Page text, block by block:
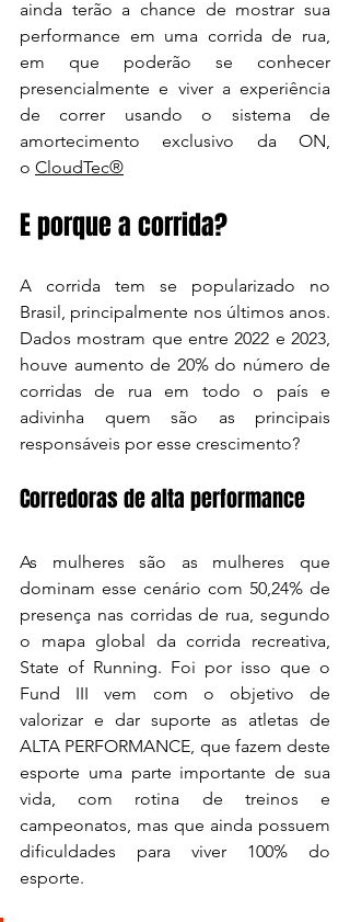
ainda terão a chance de mostrar sua
performance em uma corrida de rua,
em que poderão se conhecer
presencialmente e viver a experiência
de correr usando o sistema de
amortecimento exclusivo da ON,
o CloudTec®
E porque a corrida?
A corrida tem se popularizado no
Dados mostram que entre 2022 e 2023,
houve aumento de 20% do número de
corridas de rua em todo o país e
adivinha quem são as principais
responsáveis por esse crescimento?
Corredoras de alta performance
As mulheres são as mulheres que
dominam esse cenário com 50,24% de
presença nas corridas de rua, segundo
o mapa global da corrida recreativa,
State of Running. Foi por isso que o
Fund III vem com o objetivo de
valorizar e dar suporte as atletas de
ALTA PERFORMANCE, que fazem deste
esporte uma parte importante de sua
vida, com rotina de treinos e
campeonatos, mas que ainda possuem
dificuldades para viver 100% do
esporte.